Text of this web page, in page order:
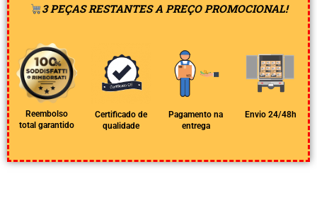
3 PEÇAS RESTANTES A PREÇO PROMOCIONAL!
Reembolso
total garantido
Certificado de
qualidade
Pagamento na
entrega
Envio 24/48h